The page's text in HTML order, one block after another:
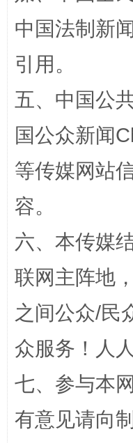
招工难、用
网上购药对
中国法制新
引用。
五、中国公
国公众新闻
等传媒网站
容。
六、本传媒
联网主阵地
之间公众/民
众服务！人
七、参与本
有意见请向